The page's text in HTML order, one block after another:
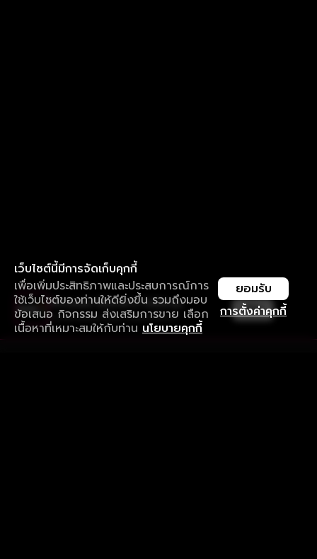
เว็บไซต์นี้มีการจัดเก็บคุกกี้
เพื่อเพิ่มประสิทธิภาพและประสบการณ์การ
ใช้เว็บไซต์ของท่านให้ดียิ่งขึ้น รวมถึงมอบ
ข้อเสนอ กิจกรรม ส่งเสริมการขาย เลือก
เนื้อหาที่เหมาะสมให้กับท่าน นโยบายคุกกี้
การตั้งค่าคุกกี้
ยอมรับ
ใช้งานแอป ลื่นไหลกว่า ไม่มีสะดุด
ดาวน์โหลดแอปเพื่อการรับชมที่ดีกว่า เปิด